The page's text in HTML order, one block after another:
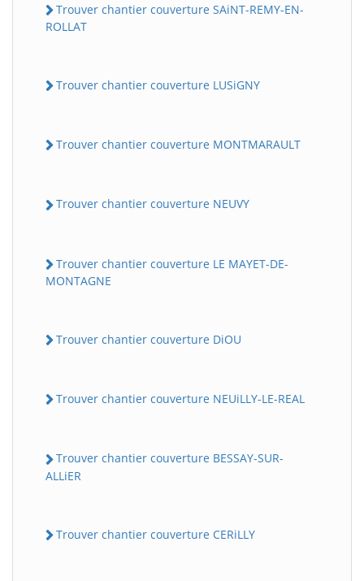
Trouver chantier couverture SAiNT-REMY-EN-
ROLLAT
Trouver chantier couverture LUSiGNY
Trouver chantier couverture MONTMARAULT
Trouver chantier couverture NEUVY
Trouver chantier couverture LE MAYET-DE-
MONTAGNE
Trouver chantier couverture DiOU
Trouver chantier couverture NEUiLLY-LE-REAL
Trouver chantier couverture BESSAY-SUR-
ALLiER
Trouver chantier couverture CERiLLY